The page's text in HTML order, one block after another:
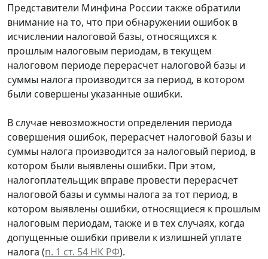
Представители Минфина России также обратили
внимание на то, что при обнаружении ошибок в
исчислении налоговой базы, относящихся к
прошлым налоговым периодам, в текущем
налоговом периоде перерасчет налоговой базы и
суммы налога производится за период, в котором
были совершены указанные ошибки.
В случае невозможности определения периода
совершения ошибок, перерасчет налоговой базы и
суммы налога производится за налоговый период, в
котором были выявлены ошибки. При этом,
налогоплательщик вправе провести перерасчет
налоговой базы и суммы налога за тот период, в
котором выявлены ошибки, относящиеся к прошлым
налоговым периодам, также и в тех случаях, когда
допущенные ошибки привели к излишней уплате
налога (п. 1 ст. 54 НК РФ).